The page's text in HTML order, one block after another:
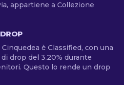
appartiene a Collezione
è Classified, con una
drop del 3.20% durante
Questo lo rende un drop